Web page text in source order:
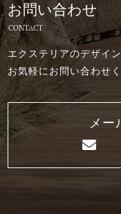
お問い合わせ
CONTACT
エクステリアのデザイ
お気軽にお問い合わせく
メー